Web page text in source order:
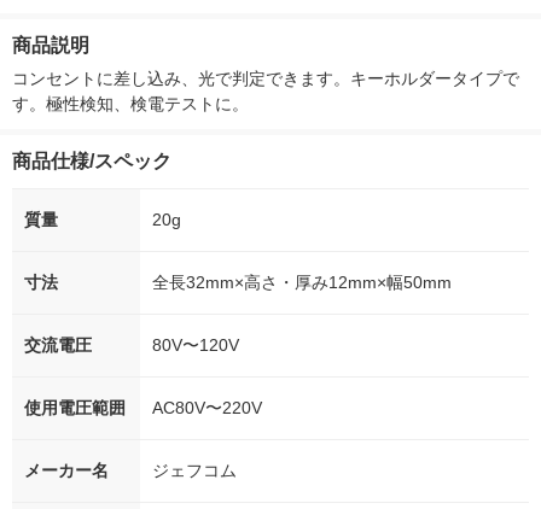
商品説明
コンセントに差し込み、光で判定できます。キーホルダータイプで
す。極性検知、検電テストに。
商品仕様/スペック
質量 20g
寸法 全長32mm×高さ・厚み12mm×幅50mm
交流電圧 80V〜120V
使用電圧範囲 AC80V〜220V
メーカー名 ジェフコム